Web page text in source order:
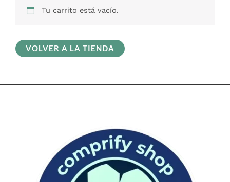
Tu carrito está vacío.
VOLVER A LA TIENDA